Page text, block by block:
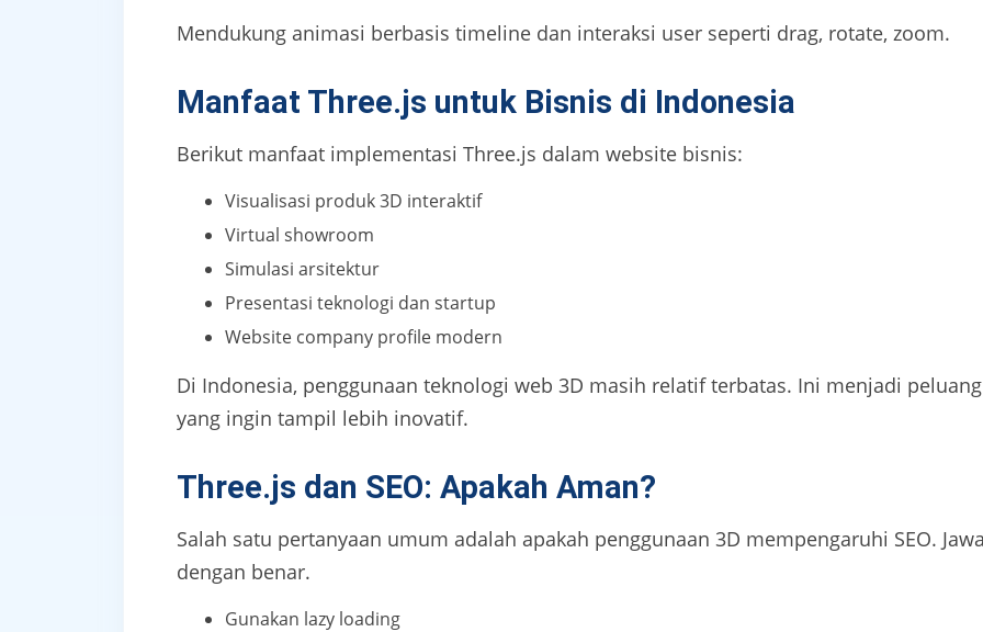
Mendukung animasi berbasis timeline dan interaksi user seperti drag, rotate, zoom.
Manfaat Three.js untuk Bisnis di Indonesia
Berikut manfaat implementasi Three.js dalam website bisnis:
Visualisasi produk 3D interaktif
Virtual showroom
Simulasi arsitektur
Presentasi teknologi dan startup
Website company profile modern
Di Indonesia, penggunaan teknologi web 3D masih relatif terbatas. Ini menjadi
yang ingin tampil lebih inovatif.
Three.js dan SEO: Apakah Aman?
Salah satu pertanyaan umum adalah apakah penggunaan 3D mempengaruhi SEO.
dengan benar.
Gunakan lazy loading